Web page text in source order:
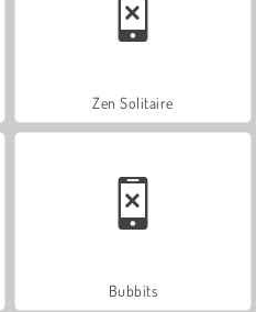
Zen Solitaire
Bubbits